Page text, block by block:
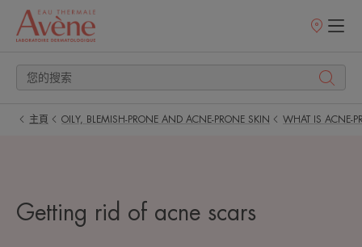
銷
主頁 OILY, BLEMISH-PRONE AND ACNE-PRONE SKIN WHAT IS ACNE-
Getting rid of acne scars